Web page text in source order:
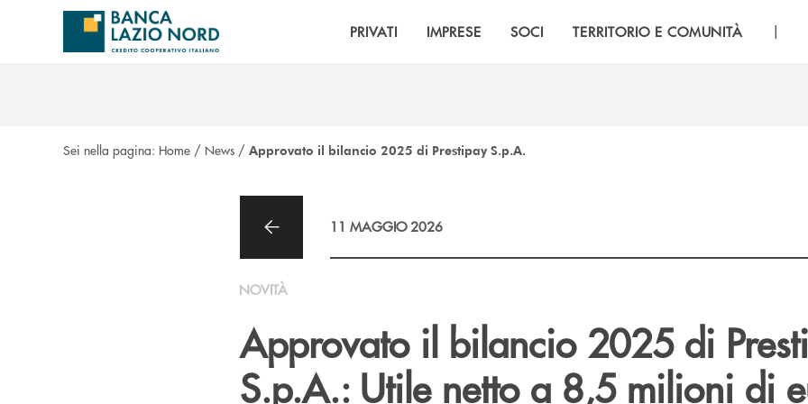
Salta al contenuto principale
PRIVATI IMPRESE SOCI TERRITORIO E COMUNITÀ |
Sei nella pagina: Home / News / Approvato il bilancio 2025 di Prestipay S.p.A.
11 MAGGIO 2026
NOVITÀ
Approvato il bilancio 2025 di
S.p.A.: Utile netto a 8,5 milioni di